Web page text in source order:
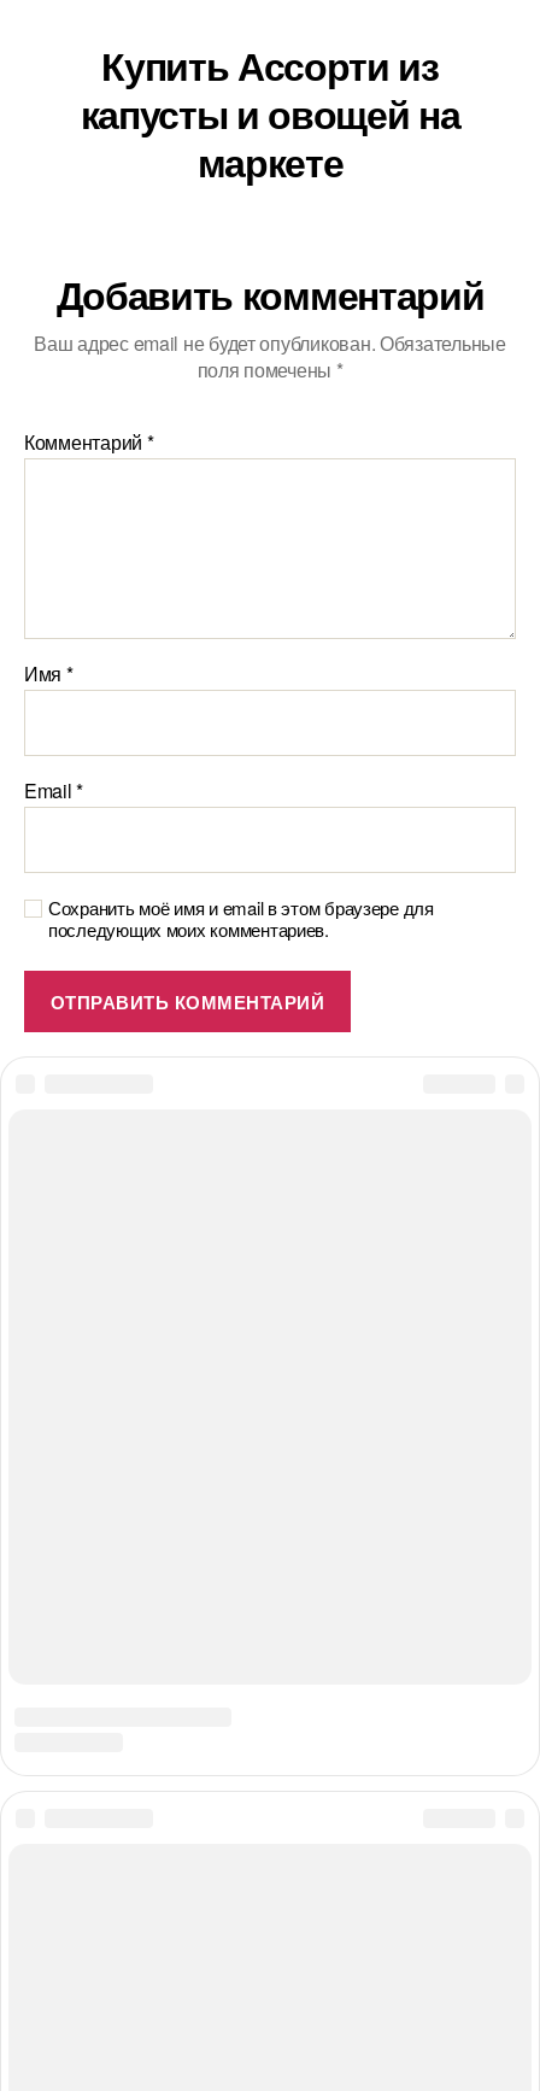
Купить Ассорти из
капусты и овощей на
маркете
Добавить комментарий
Ваш адрес email не будет опубликован.Обязательные
поля помечены *
Комментарий *
Имя *
Email*
Сохранить моё имя и email в этом браузере для
последующих моих комментариев.